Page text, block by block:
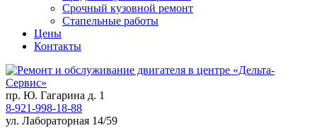
Срочный кузовной ремонт
Стапельные работы
Цены
Контакты
пр. Ю. Гагарина д. 1
8-921-998-18-88
ул. Лабораторная 14/59